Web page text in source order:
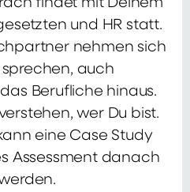
findet mit Deinem
und HR statt.
nehmen sich
sprechen, auch
Berufliche hinaus.
wer Du bist.
eine Case Study
Assessment danach